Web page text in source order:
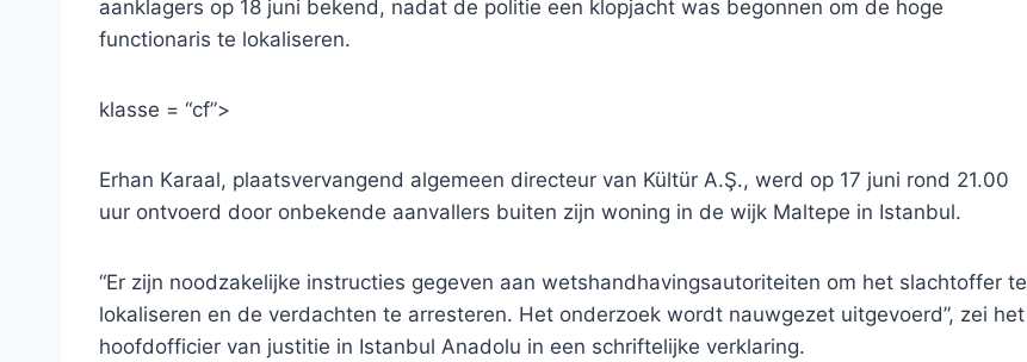
aanklagers op 18 juni bekend, nadat de politie een klopjacht was begonnen om de hoge
functionaris te lokaliseren.
klasse = “cf”>
Erhan Karaal, plaatsvervangend algemeen directeur van Kültür A.Ş., werd op 17 juni rond 21.00
uur ontvoerd door onbekende aanvallers buiten zijn woning in de wijk Maltepe in Istanbul.
“Er zijn noodzakelijke instructies gegeven aan wetshandhavingsautoriteiten om het slachtoffer te
lokaliseren en de verdachten te arresteren. Het onderzoek wordt nauwgezet uitgevoerd”, zei het
hoofdofficier van justitie in Istanbul Anadolu in een schriftelijke verklaring.